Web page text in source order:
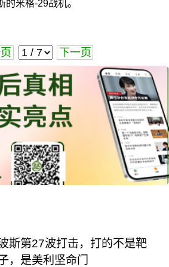
的米格-29战机。
下一页
斯第27波打击，打的不是靶
，是美利坚命门